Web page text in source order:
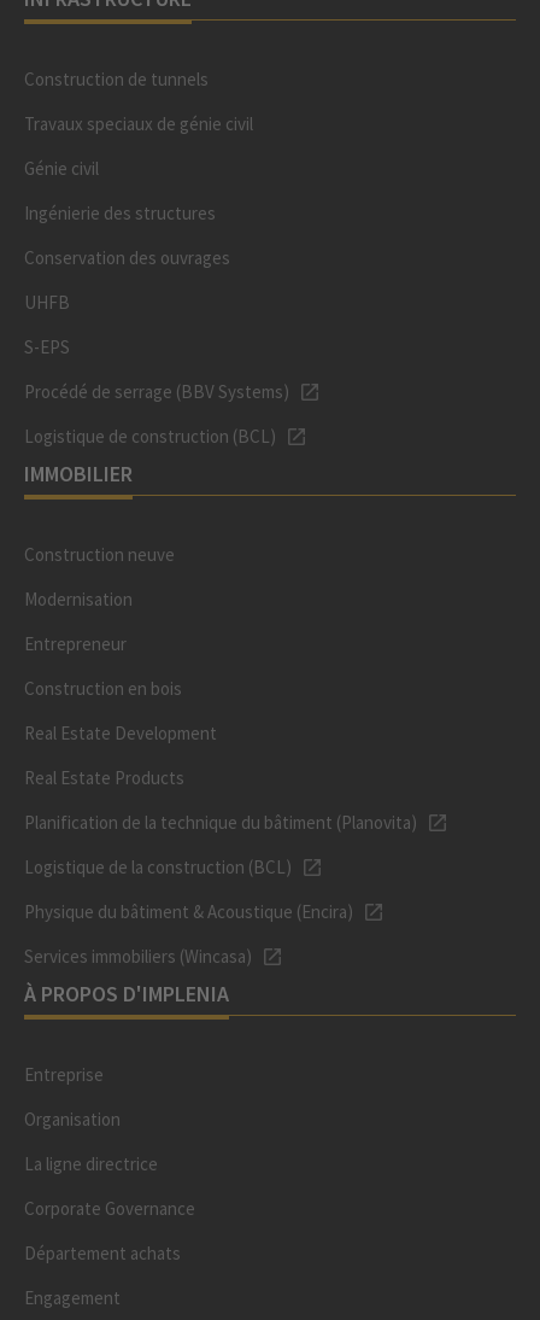
Construction de tunnels
Travaux speciaux de génie civil
Génie civil
Ingénierie des structures
Conservation des ouvrages
UHFB
S-EPS
Procédé de serrage (BBV Systems)
Logistique de construction (BCL)
IMMOBILIER
Construction neuve
Modernisation
Entrepreneur
Construction en bois
Real Estate Development
Real Estate Products
Planification de la technique du bâtiment (Planovita)
Logistique de la construction (BCL)
Physique du bâtiment & Acoustique (Encira)
Services immobiliers (Wincasa)
À PROPOS D'IMPLENIA
Entreprise
Organisation
La ligne directrice
Corporate Governance
Département achats
Engagement